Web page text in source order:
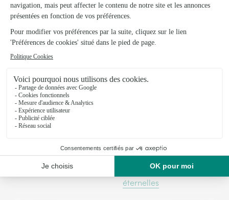
Livraison Cadeaux
d'affaires
Livraison de fleurs
bougie
Livraison de fleurs le
jour même
Nos bouquets les plus
Collection prestique
Interflora
Livraison de fleurs
exotiques
Bouquets de roses
Livraison roses
éternelles